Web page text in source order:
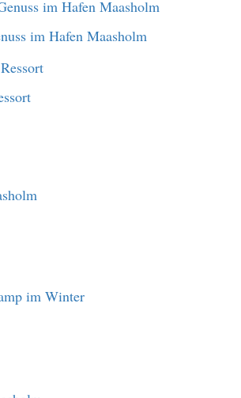
im Hafen Maasholm
im Winter